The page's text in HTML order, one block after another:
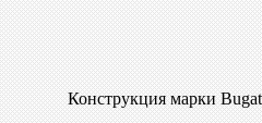
Конструкция марки